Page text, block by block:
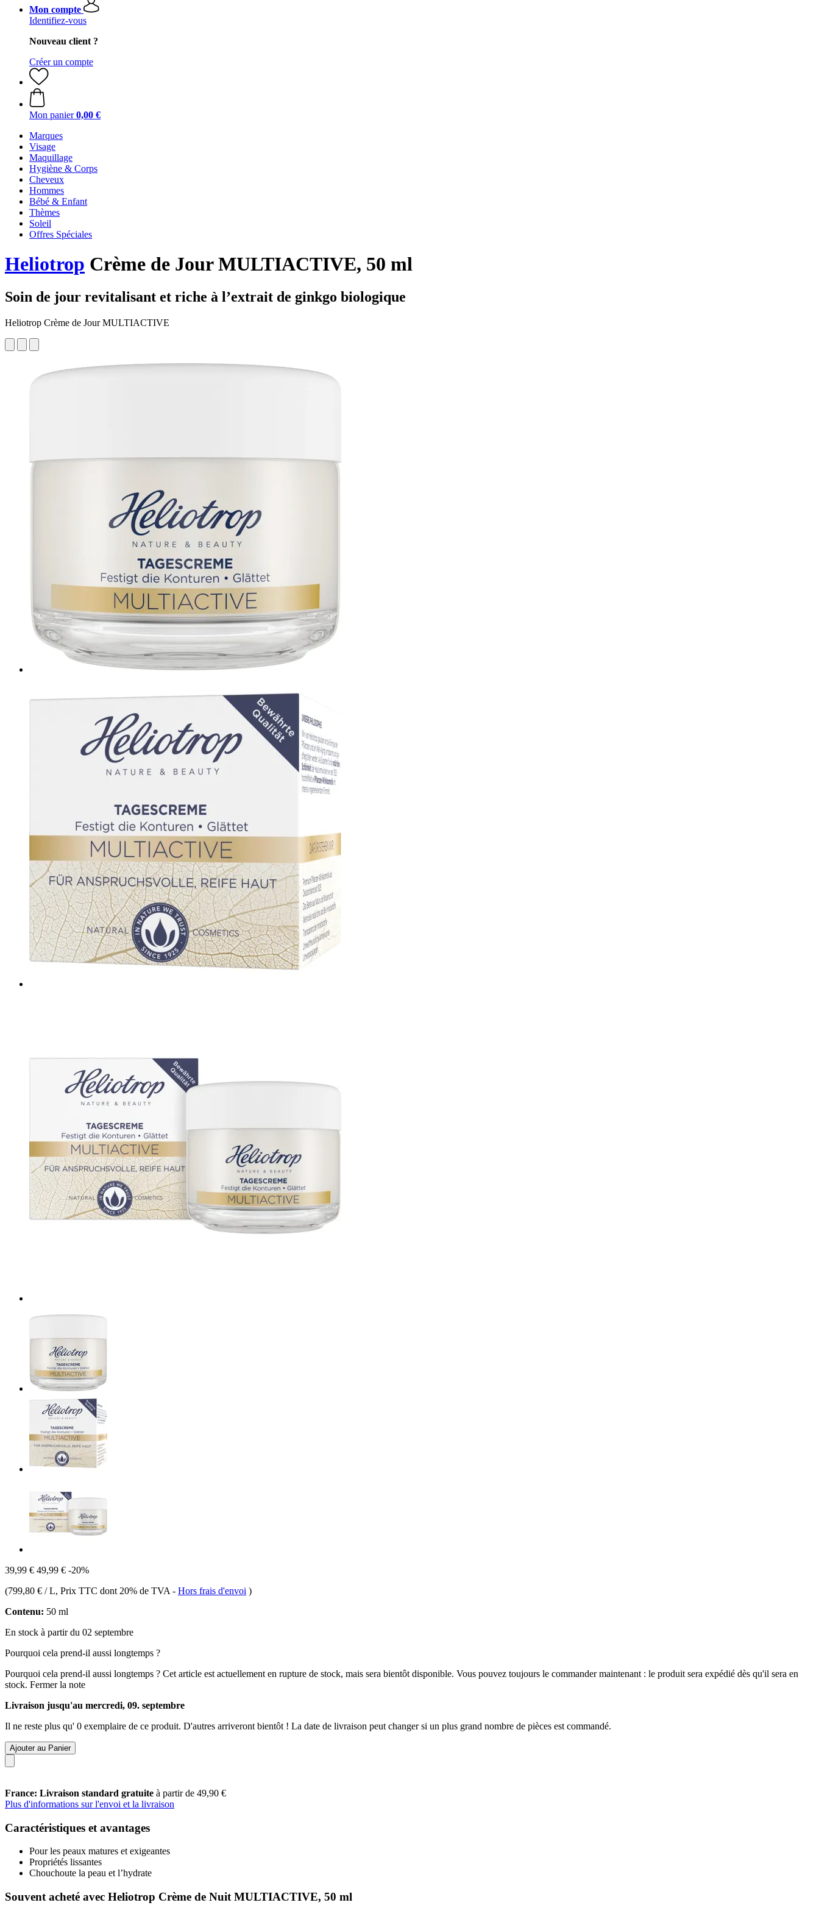
Mon compte
Identifiez-vous
Nouveau client ?
Créer un compte
Mon panier 0,00 €
Marques
Visage
Maquillage
Hygiène & Corps
Cheveux
Hommes
Bébé & Enfant
Thèmes
Soleil
Offres Spéciales
Heliotrop Crème de Jour MULTIACTIVE, 50 ml
Soin de jour revitalisant et riche à l’extrait de ginkgo biologique
Heliotrop Crème de Jour MULTIACTIVE
39,99 € 49,99 € -20%
(799,80 € / L, Prix TTC dont 20% de TVA - Hors frais d'envoi )
Contenu: 50 ml
En stock à partir du 02 septembre
Pourquoi cela prend-il aussi longtemps ?
Pourquoi cela prend-il aussi longtemps ? Cet article est actuellement en rupture de stock, mais sera bientôt disponible. Vous pouvez toujours le commander maintenant : le produit sera expédié dès qu'il sera en
stock. Fermer la note
Livraison jusqu'au mercredi, 09. septembre
Il ne reste plus qu' 0 exemplaire de ce produit. D'autres arriveront bientôt ! La date de livraison peut changer si un plus grand nombre de pièces est commandé.
Ajouter au Panier
France: Livraison standard gratuite à partir de 49,90 €
Plus d'informations sur l'envoi et la livraison
Caractéristiques et avantages
Pour les peaux matures et exigeantes
Propriétés lissantes
Chouchoute la peau et l’hydrate
Souvent acheté avec Heliotrop Crème de Nuit MULTIACTIVE, 50 ml